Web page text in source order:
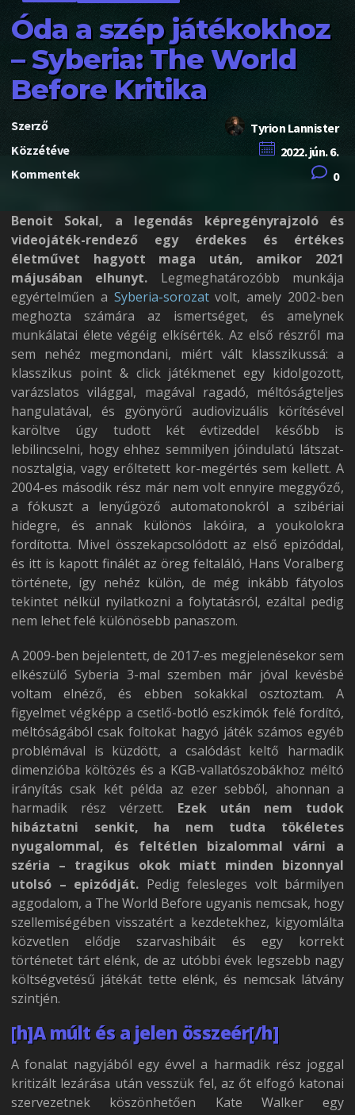
Óda a szép játékokhoz
– Syberia: The World
Before Kritika
Szerző
Tyrion Lannister
Közzétéve
2022. jún. 6.
Kommentek
0
Benoit Sokal, a legendás képregényrajzoló és
videojáték-rendező egy érdekes és értékes
életművet hagyott maga után, amikor 2021
májusában elhunyt. Legmeghatározóbb munkája
egyértelműen a Syberia-sorozatvolt, amely 2002-ben
meghozta számára az ismertséget, és amelynek
munkálatai élete végéig elkísérték. Az első részről ma
sem nehéz megmondani, miért vált klasszikussá: a
klasszikus point & click játékmenet egy kidolgozott,
varázslatos világgal, magával ragadó, méltóságteljes
hangulatával, és gyönyörű audiovizuális körítésével
karöltve úgy tudott két évtizeddel később is
lebilincselni, hogy ehhez semmilyen jóindulatú látszat-
nosztalgia, vagy erőltetett kor-megértés sem kellett. A
2004-es második rész már nem volt ennyire meggyőző,
a fókuszt a lenyűgöző automatonokról a szibériai
hidegre, és annak különös lakóira, a youkolokra
fordította. Mivel összekapcsolódott az első epizóddal,
és itt is kapott finálét az öreg feltaláló, Hans Voralberg
története, így nehéz külön, de még inkább fátyolos
tekintet nélkül nyilatkozni a folytatásról, ezáltal pedig
nem lehet felé különösebb panaszom.
A 2009-ben bejelentett, de 2017-es megjelenésekor sem
elkészülő Syberia 3-mal szemben már jóval kevésbé
voltam elnéző, és ebben sokakkal osztoztam. A
figyelmet végképp a csetlő-botló eszkimók felé fordító,
méltóságából csak foltokat hagyó játék számos egyéb
problémával is küzdött, a csalódást keltő harmadik
dimenzióba költözés és a KGB-vallatószobákhoz méltó
irányítás csak két példa az ezer sebből, ahonnan a
harmadik rész vérzett. Ezek után nem tudok
hibáztatni senkit, ha nem tudta tökéletes
nyugalommal, és feltétlen bizalommal várni a
széria – tragikus okok miatt minden bizonnyal
utolsó – epizódját. Pedig felesleges volt bármilyen
aggodalom, a The World Before ugyanis nemcsak, hogy
szellemiségében visszatért a kezdetekhez, kigyomlálta
közvetlen elődje szarvashibáit és egy korrekt
történetet tárt elénk, de az utóbbi évek legszebb nagy
költségvetésű játékát tette elénk, és nemcsak látvány
szintjén.
[h]A múlt és a jelen összeér[/h]
A fonalat nagyjából egy évvel a harmadik rész joggal
kritizált lezárása után vesszük fel, az őt elfogó katonai
szervezetnek köszönhetően Kate Walker egy